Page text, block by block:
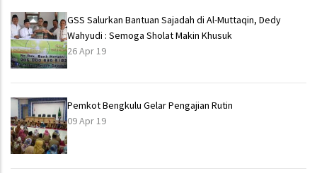
GSS Salurkan Bantuan Sajadah di Al-Muttaqin, Dedy
Wahyudi : Semoga Sholat Makin Khusuk
26 Apr 19
Pemkot Bengkulu Gelar Pengajian Rutin
09 Apr 19